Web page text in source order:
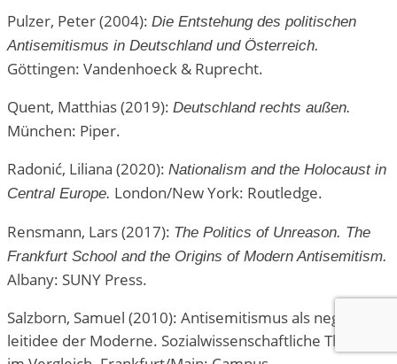
Pulzer, Peter (2004): Die Entstehung des politischen
Antisemitismus in Deutschland und Österreich.
Göttingen: Vandenhoeck & Ruprecht.
Quent, Matthias (2019): Deutschland rechts außen.
München: Piper.
Radonić, Liliana (2020): Nationalism and the Holocaust in
Central Europe. London/New York: Routledge.
Rensmann, Lars (2017): The Politics of Unreason. The
Frankfurt School and the Origins of Modern Antisemitism.
Albany: SUNY Press.
Salzborn, Samuel (2010): Antisemitismus als negative
leitidee der Moderne. Sozialwissenschaftliche Theorien